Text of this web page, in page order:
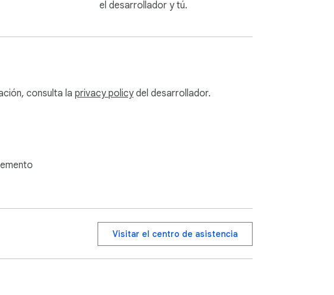
el desarrollador y tú.
consulta la privacy policydel desarrollador.
Visitar el centro de asistencia